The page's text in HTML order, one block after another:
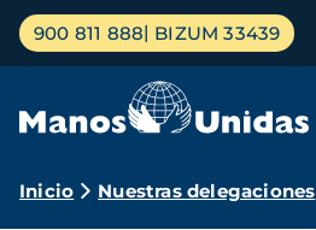
Pasar
contenido
Menú
principal
900 811 888 BIZUM 33439
Ruta
Inicio Nuestras delegaciones